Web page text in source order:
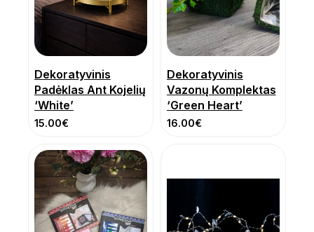
Dekoratyvinis
Padėklas Ant Kojelių
‘White’
15.00€
Dekoratyvinis
Vazonų Komplektas
‘Green Heart’
16.00€